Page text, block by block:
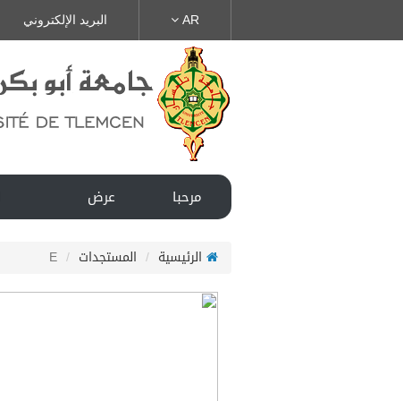
AR البريد الإلكتروني
مرحبا عرض
الرئيسية المستجدات E